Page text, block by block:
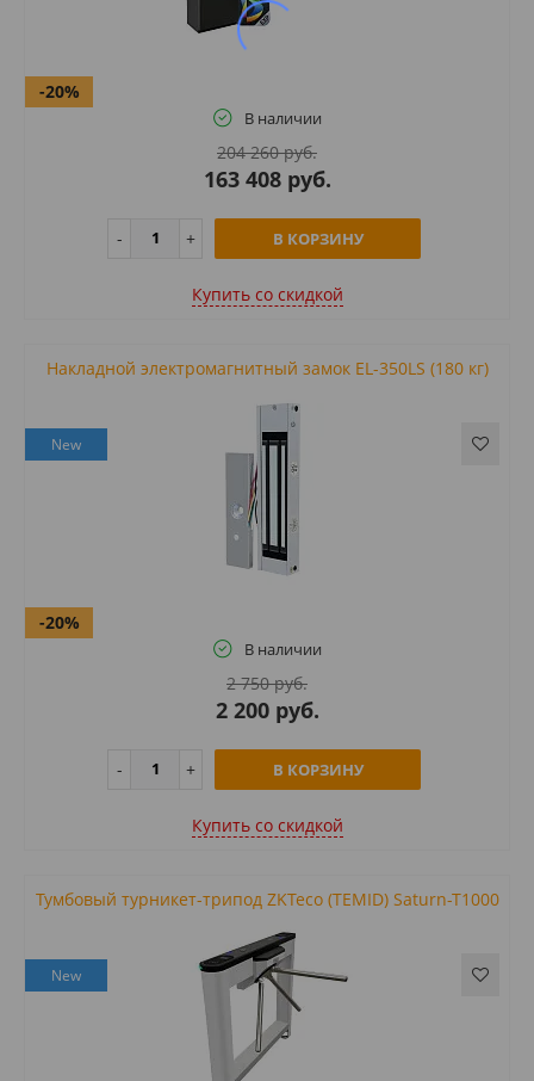
-20%
В наличии
204 260 руб.
163 408 руб.
В КОРЗИНУ
Купить cо скидкой
Накладной электромагнитный замок EL-350LS (180 кг)
New
-20%
В наличии
2 750 руб.
2 200 руб.
В КОРЗИНУ
Купить cо скидкой
Тумбовый турникет-трипод ZKTeco (TEMID) Saturn-T1000
New